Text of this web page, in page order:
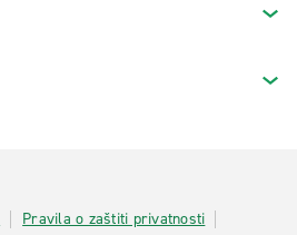
Pravila o zaštiti privatnosti